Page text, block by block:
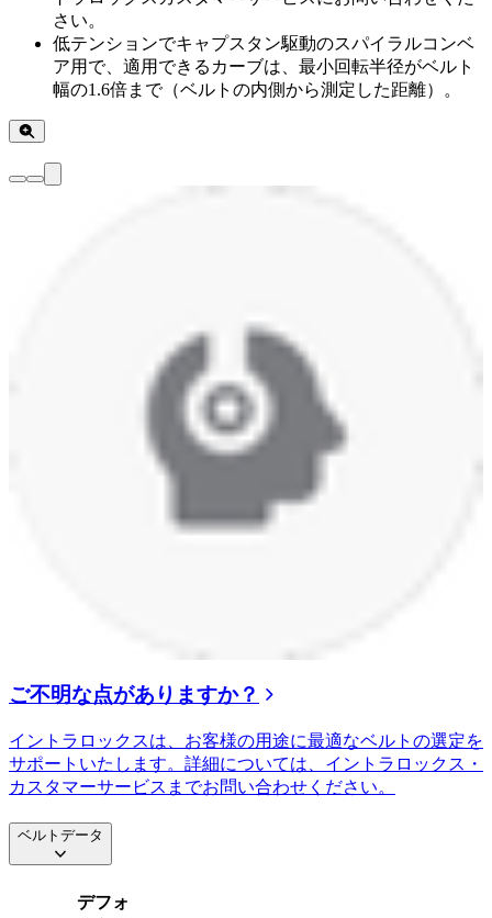
さい。
低テンションでキャプスタン駆動のスパイラルコンベ
ア用で、適用できるカーブは、最小回転半径がベルト
幅の1.6倍まで（ベルトの内側から測定した距離）。
ご不明な点がありますか？
イントラロックスは、お客様の用途に最適なベルトの選定を
サポートいたします。詳細については、イントラロックス・
カスタマーサービスまでお問い合わせください。
ベルトデータ
デフォ